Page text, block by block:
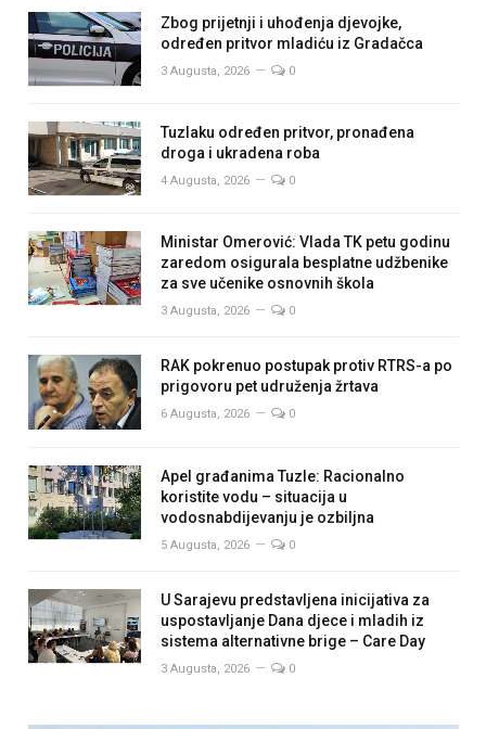
Zbog prijetnji i uhođenja djevojke,
određen pritvor mladiću iz Gradačca
3 Augusta, 2026 0
Tuzlaku određen pritvor, pronađena
droga i ukradena roba
4 Augusta, 2026 0
Ministar Omerović: Vlada TK petu godinu
zaredom osigurala besplatne udžbenike
za sve učenike osnovnih škola
3 Augusta, 2026 0
RAK pokrenuo postupak protiv RTRS-a po
prigovoru pet udruženja žrtava
6 Augusta, 2026 0
Apel građanima Tuzle: Racionalno
koristite vodu – situacija u
vodosnabdijevanju je ozbiljna
5 Augusta, 2026 0
U Sarajevu predstavljena inicijativa za
uspostavljanje Dana djece i mladih iz
sistema alternativne brige – Care Day
3 Augusta, 2026 0